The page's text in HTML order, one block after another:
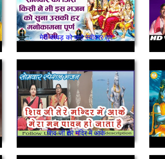
मेरी कावड़ को करो स्वीकार तुम
शिव जी तेरे मंदिर में आके